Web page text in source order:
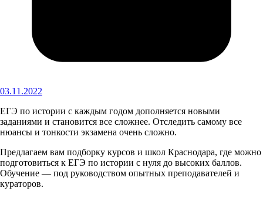
03.11.2022
ЕГЭ по истории с каждым годом дополняется новыми
заданиями и становится все сложнее. Отследить самому все
нюансы и тонкости экзамена очень сложно.
Предлагаем вам подборку курсов и школ Краснодара, где можно
подготовиться к ЕГЭ по истории с нуля до высоких баллов.
Обучение — под руководством опытных преподавателей и
кураторов.